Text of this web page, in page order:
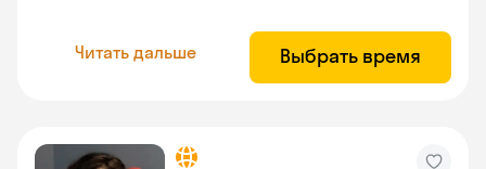
Читать дальше Выбрать время